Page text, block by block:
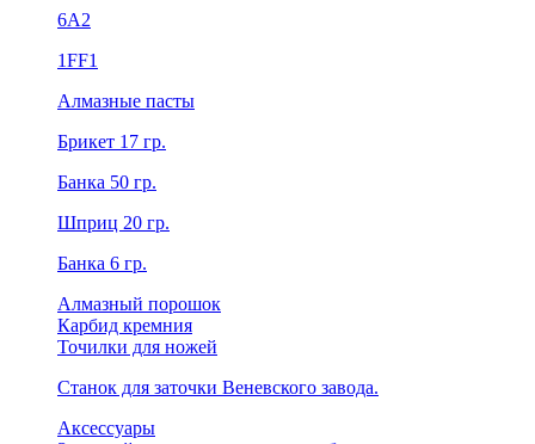
6А2
1FF1
Алмазные пасты
Брикет 17 гр.
Банка 50 гр.
Шприц 20 гр.
Банка 6 гр.
Алмазный порошок
Карбид кремния
Точилки для ножей
Станок для заточки Веневского завода.
Аксессуары